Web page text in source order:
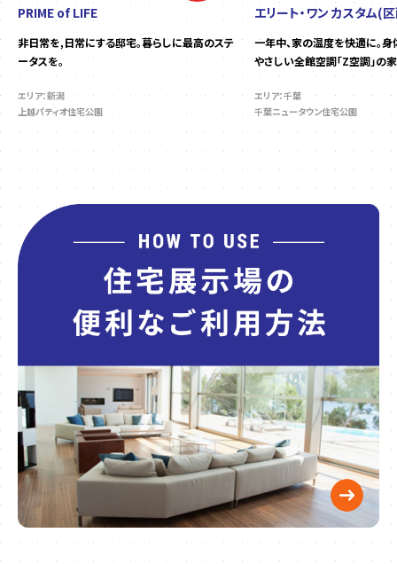
PRIME of LIFE
非日常を,日常にする邸宅。暮らしに最高のステ
ータスを。
エリア：新潟
上越パティオ住宅公園
エリート・ワン カスタム(
一年中、家の温度を快適に。
やさしい全館空調「Z空調」の家
エリア：千葉
千葉ニュータウン住宅公園